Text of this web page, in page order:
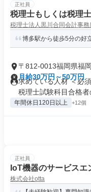
正社員
税理士もしくは税理
税理士法人黒川合同会計事務
博多駅から徒歩5分の好
〒812-0013福岡県福
月給30万円～50万円
求めている人材 ＜必
税理士試験科目合格者
年間休日120日以上 +12個
正社員
IoT機器のサービス
株式会社otta